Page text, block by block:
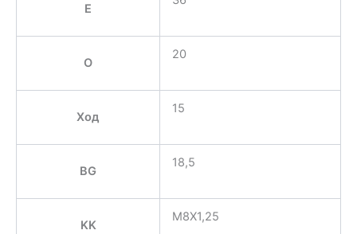
E
O
20
Ход
15
BG
18,5
KK
M8X1,25